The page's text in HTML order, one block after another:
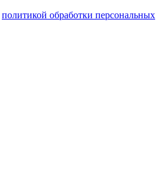
политикой обработки персональных